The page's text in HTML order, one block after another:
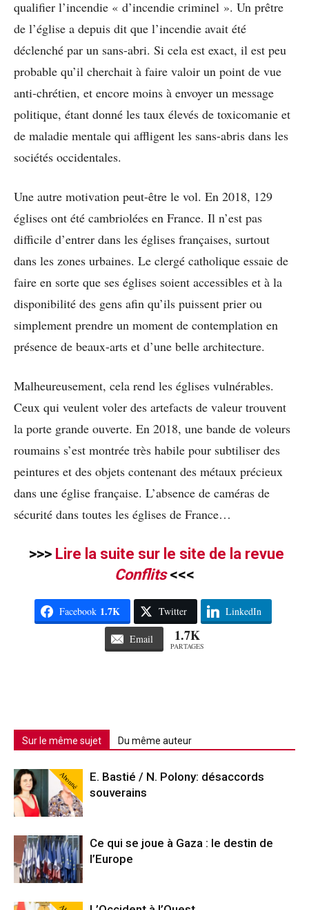
qualifier l’incendie « d’incendie criminel ». Un prêtre
de l’église a depuis dit que l’incendie avait été
déclenché par un sans-abri. Si cela est exact, il est peu
probable qu’il cherchait à faire valoir un point de vue
anti-chrétien, et encore moins à envoyer un message
politique, étant donné les taux élevés de toxicomanie et
de maladie mentale qui affligent les sans-abris dans les
sociétés occidentales.
Une autre motivation peut-être le vol. En 2018, 129
églises ont été cambriolées en France. Il n’est pas
difficile d’entrer dans les églises françaises, surtout
dans les zones urbaines. Le clergé catholique essaie de
faire en sorte que ses églises soient accessibles et à la
disponibilité des gens afin qu’ils puissent prier ou
simplement prendre un moment de contemplation en
présence de beaux-arts et d’une belle architecture.
Malheureusement, cela rend les églises vulnérables.
Ceux qui veulent voler des artefacts de valeur trouvent
la porte grande ouverte. En 2018, une bande de voleurs
roumains s’est montrée très habile pour subtiliser des
peintures et des objets contenant des métaux précieux
dans une église française. L’absence de caméras de
sécurité dans toutes les églises de France…
>>> Lire la suite sur le site de la revue
Conflits<<<
Facebook 1.7K Twitter LinkedIn
Email 1.7K
PARTAGES
Sur le même sujet Du même auteur
Abonné
E. Bastié / N. Polony: désaccords
souverains
Ce qui se joue à Gaza : le destin de
l’Europe